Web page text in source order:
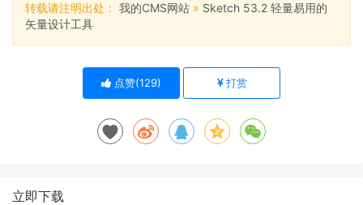
转载请注明出处： 我的CMS网站 » Sketch 53.2 轻量易用的
矢量设计工具
点赞(129) 打赏
立即下载